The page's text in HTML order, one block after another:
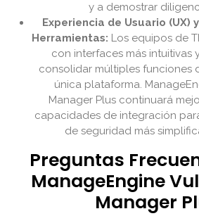
y a demostrar
Experiencia de Usuario (UX)
Herramientas: Los equipos de
con interfaces más intuitivas
consolidar múltiples funciones
única plataforma.
Manager Plus continuará
capacidades de integración
de seguridad más
Preguntas
ManageEngine
Manager